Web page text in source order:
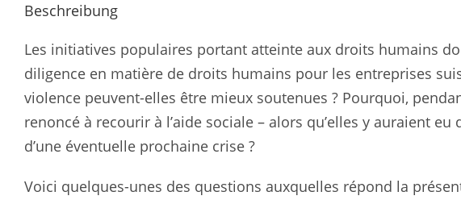
Beschreibung
Les initiatives populaires portant atteinte aux droits humains
diligence en matière de droits humains pour les entreprises
violence peuvent-elles être mieux soutenues ? Pourquoi,
renoncé à recourir à l’aide sociale – alors qu’elles y auraient
d’une éventuelle prochaine crise ?
Voici quelques-unes des questions auxquelles répond la